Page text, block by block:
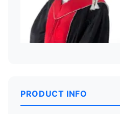
PRODUCT INFO